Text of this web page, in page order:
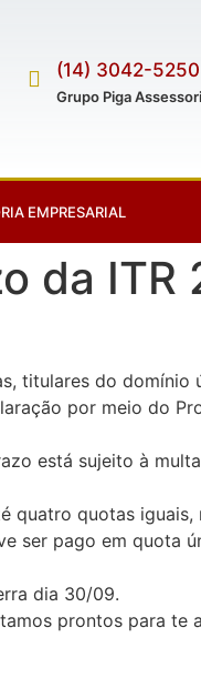
(14) 3042-5250
Grupo Piga
EMPRESARIAL
da ITR
titulares do
por meio do
está sujeito à
quotas
ser pago em quota
dia 30/09.
prontos para te